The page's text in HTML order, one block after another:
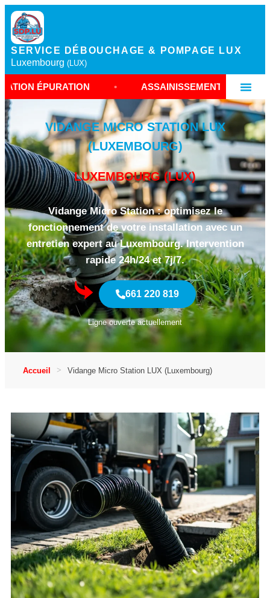
SERVICE DÉBOUCHAGE & POMPAGE LUX
Luxembourg (LUX)
• ASSAINISSEMENT AUTONOME
VIDANGE MICRO STATION LUX
(LUXEMBOURG)
LUXEMBOURG (LUX)
Vidange Micro Station : optimisez le
fonctionnement de votre installation avec un
entretien expert au Luxembourg. Intervention
rapide 24h/24 et 7j/7.
661 220 819
Ligne ouverte actuellement
Accueil Vidange Micro Station LUX (Luxembourg)